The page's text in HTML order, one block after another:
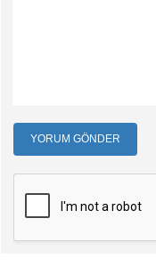
YORUM GÖNDER